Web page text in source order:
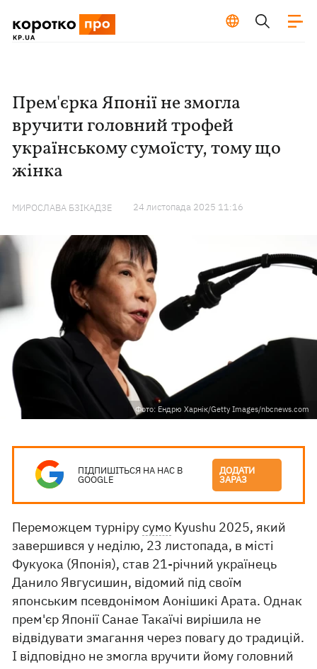
Прем'єрка Японії не змогла
вручити головний трофей
українському сумоїсту, тому що
жінка
МИРОСЛАВА БЗІКАДЗЕ 24 листопада 2025 11:16
Фото: Ендрю Харнік/Getty Images/nbcnews.com
ПІДПИШІТЬСЯ НА НАС В
GOOGLE
ДОДАТИ
ЗАРАЗ
Переможцем турнірусумо Kyushu 2025, який
завершився у неділю, 23 листопада, в місті
Фукуока (Японія), став 21-річний українець
Данило Явгусишин, відомий під своїм
японським псевдонімом Аонішикі Арата. Однак
прем'єр Японії Санае Такаїчі вирішила не
відвідувати змагання через повагу до традицій.
І відповідно не змогла вручити йому головний